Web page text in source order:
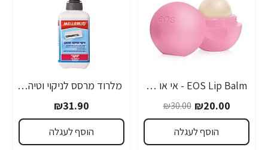
-33%
EOS Lip Balm - אי או אס שפתון לחות בטעם תות - בבית EOS
₪20.00
₪30.00
הוסף לעגלה
מלרוד מרסס לניקוי וטיהור המזגן מקצועי - 500 מ"ל - מבית יעקבי
₪31.90
הוסף לעגלה